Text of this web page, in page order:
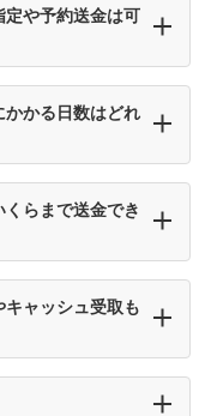
定や予約送金は可
かかる日数はどれ
らまで送金でき
ャッシュ受取も